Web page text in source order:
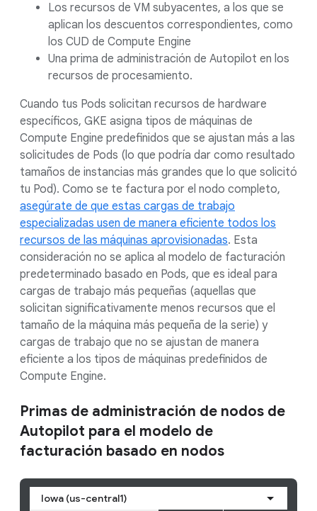
Los recursos de VM subyacentes, a los que se
aplican los descuentos correspondientes, como
los CUD de Compute Engine
Una prima de administración de Autopilot en los
recursos de procesamiento.
Cuando tus Pods solicitan recursos de hardware
específicos, GKE asigna tipos de máquinas de
Compute Engine predefinidos que se ajustan más a las
solicitudes de Pods (lo que podría dar como resultado
tamaños de instancias más grandes que lo que solicitó
tu Pod). Como se te factura por el nodo completo,
asegúrate de que estas cargas de trabajo
especializadas usen de manera eficiente todos los
recursos de las máquinas aprovisionadas. Esta
consideración no se aplica al modelo de facturación
predeterminado basado en Pods, que es ideal para
cargas de trabajo más pequeñas (aquellas que
solicitan significativamente menos recursos que el
tamaño de la máquina más pequeña de la serie) y
cargas de trabajo que no se ajustan de manera
eficiente a los tipos de máquinas predefinidos de
Compute Engine.
Primas de administración de nodos de
Autopilot para el modelo de
facturación basado en nodos
Iowa (us-central1)